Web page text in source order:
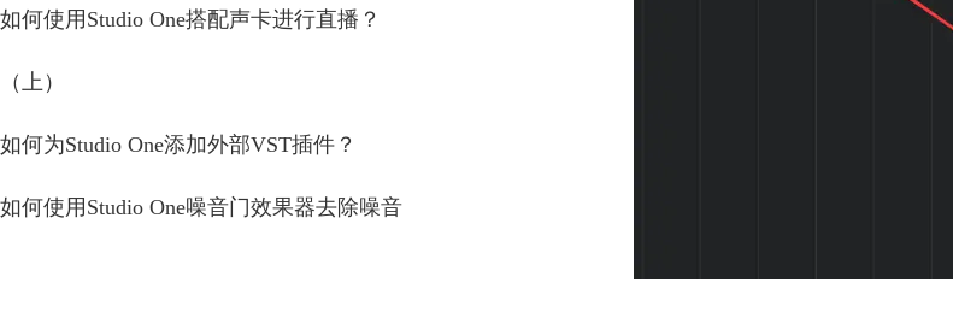
如何使用Studio One搭配声卡进行直播？
（上）
如何为Studio One添加外部VST插件？
如何使用Studio One噪音门效果器去除噪音